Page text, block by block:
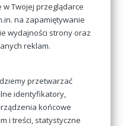
Twojej przeglądarce
na zapamiętywanie
wydajności strony oraz
reklam.
przetwarzać
identyfikatory,
końcowe
i treści, statystyczne
Curie 3 lok. 52
15-095
362 826